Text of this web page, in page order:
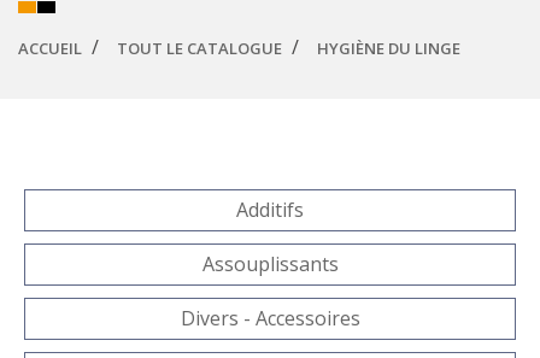
ACCUEIL TOUT LE CATALOGUE HYGIÈNE DU LINGE
Additifs
Assouplissants
Divers - Accessoires